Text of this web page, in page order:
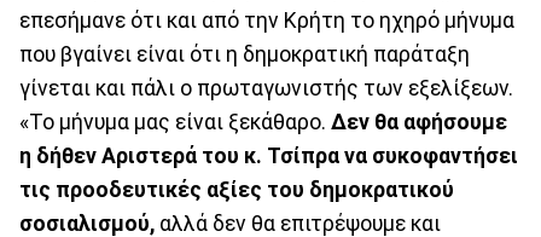
επεσήμανε ότι και από την Κρήτη το ηχηρό μήνυμα
που βγαίνει είναι ότι η δημοκρατική παράταξη
γίνεται και πάλι ο πρωταγωνιστής των εξελίξεων.
«Το μήνυμα μας είναι ξεκάθαρο. Δεν θα αφήσουμε
η δήθεν Αριστερά του κ. Τσίπρα να συκοφαντήσει
τις προοδευτικές αξίες του δημοκρατικού
σοσιαλισμού, αλλά δεν θα επιτρέψουμε και